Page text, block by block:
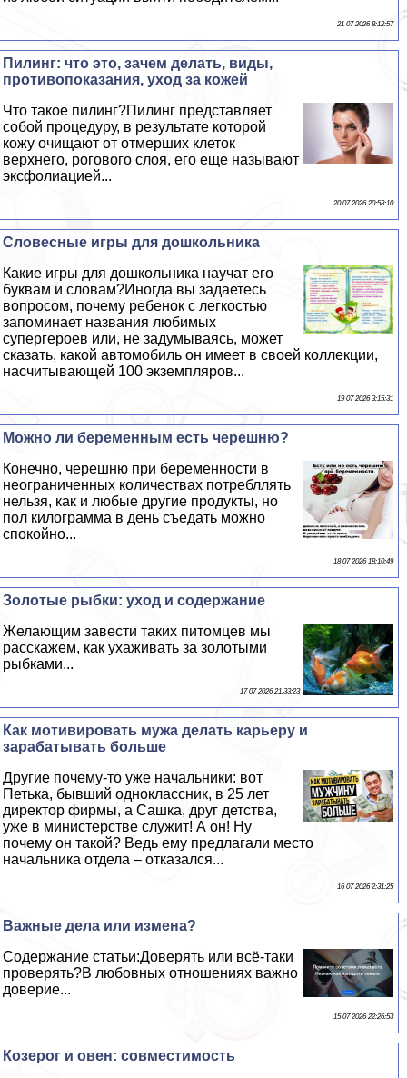
21 07 2026 8:12:57
Пилинг: что это, зачем делать, виды,
противопоказания, уход за кожей
Что такое пилинг?Пилинг представляет
собой процедуру, в результате которой
кожу очищают от отмерших клеток
верхнего, рогового слоя, его еще называют
эксфолиацией...
20 07 2026 20:58:10
Словесные игры для дошкольника
Какие игры для дошкольника научат его
буквам и словам?Иногда вы задаетесь
вопросом, почему ребенок с легкостью
запоминает названия любимых
супергероев или, не задумываясь, может
сказать, какой автомобиль он имеет в своей коллекции,
насчитывающей 100 экземпляров...
19 07 2026 3:15:31
Можно ли беременным есть черешню?
Конечно, черешню при беременности в
неограниченных количествах потрeбллять
нельзя, как и любые другие продукты, но
пол килограмма в день съедать можно
спокойно...
18 07 2026 18:10:49
Золотые рыбки: уход и содержание
Желающим завести таких питомцев мы
расскажем, как ухаживать за золотыми
рыбками...
17 07 2026 21:33:23
Как мотивировать мужа делать карьеру и
заpaбатывать больше
Другие почему-то уже начальники: вот
Петька, бывший одноклассник, в 25 лет
директор фирмы, а Сашка, друг детства,
уже в министерстве служит! А он! Ну
почему он такой? Ведь ему предлагали место
начальника отдела – отказался...
16 07 2026 2:31:25
Важные дела или измена?
Содержание статьи:Доверять или всё-таки
проверять?В любовных отношениях важно
доверие...
15 07 2026 22:26:53
Козерог и овен: совместимость